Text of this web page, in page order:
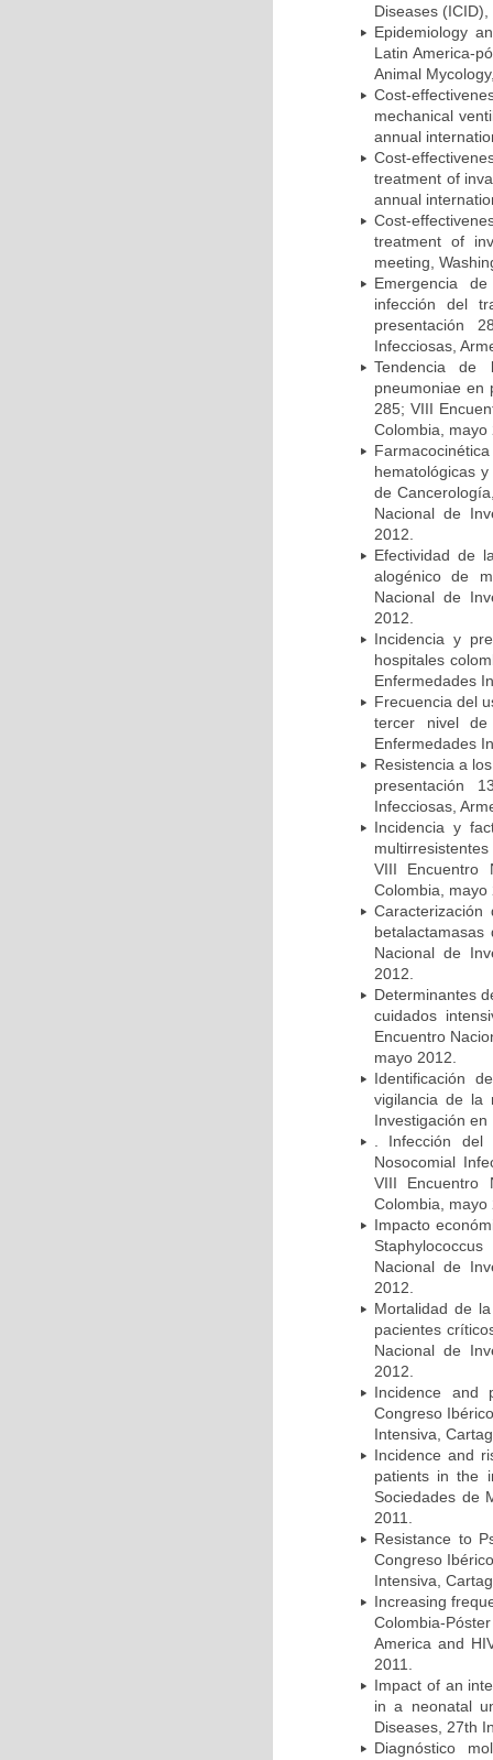
Diseases
Epidemiology
Latin America-
Animal
Cost-
mechanical
annual
Cost-
treatment of
annual
Cost-
treatment of
meeting,
Emergencia
infección del
presentación
Infecciosas,
Tendencia de
pneumoniae en
285; VIII
Colombia, mayo
hematológicas
de
Nacional de
2012.
Efectividad de
alogénico de
Nacional de
2012.
Incidencia y
hospitales
Enfermedades
Frecuencia del
tercer nivel de
Enfermedades
Resistencia a
presentación
Infecciosas,
Incidencia y
VIII Encuentro
Colombia, mayo
Nacional de
2012.
Determinantes
cuidados
Encuentro
mayo 2012.
Identificación
vigilancia de la
Investigación
. Infección
Nosocomial
VIII Encuentro
Colombia, mayo
Impacto
Nacional de
2012.
Mortalidad de
pacientes
Nacional de
2012.
Incidence and
Congreso
Intensiva,
Incidence and
patients in the
Sociedades de
2011.
Resistance to
Congreso
Intensiva,
Increasing
Colombia-
America and
2011.
Impact of an
in a neonatal
Diseases, 27th
Diagnóstico